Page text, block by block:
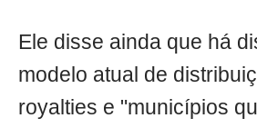
Ele disse ainda que há
modelo atual de
royalties e "municípios